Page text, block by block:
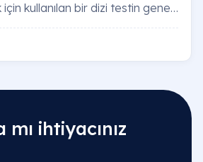
kullanılan bir dizi testin genel
ses frekanslarını …
mı ihtiyacınız